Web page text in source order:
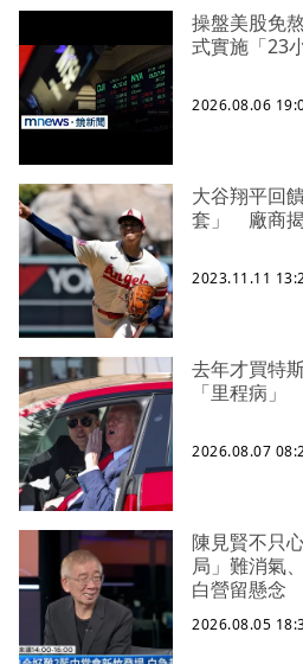
操盤美股免
式實施「23
2026.08.06
大谷翔平回
套」 廠商
2023.11.11
去年才買特
「里程病
2026.08.07
陳見賢不只
局」難消氣
白營留懸念
2026.08.05